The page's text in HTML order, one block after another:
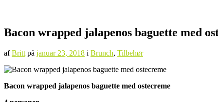
Bacon wrapped jalapenos baguette med
afBritt på januar 23, 2018 i Brunch, Tilbehør
Bacon wrapped jalapenos baguette med ostecreme